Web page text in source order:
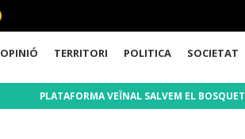
OPINIÓ TERRITORI POLITICA SOCIETAT
PLATAFORMA VEÏNAL SALVEM EL BOSQUET